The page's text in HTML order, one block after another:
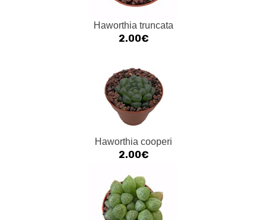
Haworthia truncata
2.00€
Haworthia cooperi
2.00€